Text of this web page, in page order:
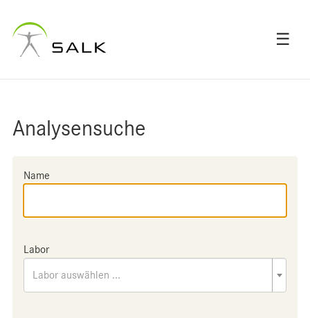
☰
Analysensuche
Name
Labor
Labor auswählen ...